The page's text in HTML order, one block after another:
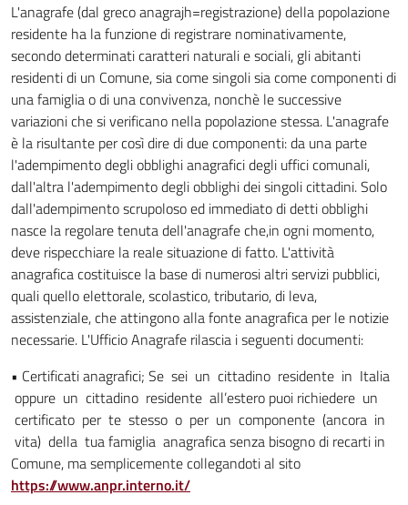
L'anagrafe (dal greco anagrajh=registrazione) della popolazione
residente ha la funzione di registrare nominativamente,
secondo determinati caratteri naturali e sociali, gli abitanti
residenti di un Comune, sia come singoli sia come componenti di
una famiglia o di una convivenza, nonchè le successive
variazioni che si verificano nella popolazione stessa. L'anagrafe
è la risultante per così dire di due componenti: da una parte
l'adempimento degli obblighi anagrafici degli uffici comunali,
dall'altra l'adempimento degli obblighi dei singoli cittadini. Solo
dall'adempimento scrupoloso ed immediato di detti obblighi
nasce la regolare tenuta dell'anagrafe che,in ogni momento,
deve rispecchiare la reale situazione di fatto. L'attività
anagrafica costituisce la base di numerosi altri servizi pubblici,
quali quello elettorale, scolastico, tributario, di leva,
assistenziale, che attingono alla fonte anagrafica per le notizie
necessarie. L'Ufficio Anagrafe rilascia i seguenti documenti:
• Certificati anagrafici; Se sei un cittadino residente in Italia
oppure un cittadino residente all’estero puoi richiedere un
certificato per te stesso o per un componente (ancora in
vita) della tua famiglia anagrafica senza bisogno di recarti in
Comune, ma semplicemente collegandoti al sito
https://www.anpr.interno.it/